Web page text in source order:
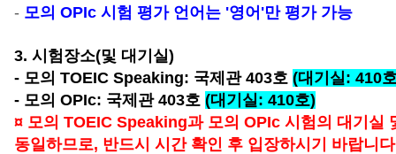
- 모의 OPIc 시험 평가 언어는 '영어'만 평가 가능
3. 시험장소(및 대기실)
- 모의 TOEIC Speaking: 국제관 403호(대기실: 410
- 모의 OPIc: 국제관 403호(대기실: 410호)
¤ 모의 TOEIC Speaking과 모의 OPIc 시험의 대기실
동일하므로, 반드시 시간 확인 후 입장하시기 바랍니